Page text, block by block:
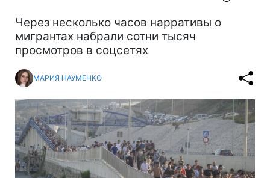
Через несколько часов нарративы о
мигрантах набрали сотни тысяч
просмотров в соцсетях
МАРИЯ НАУМЕНКО